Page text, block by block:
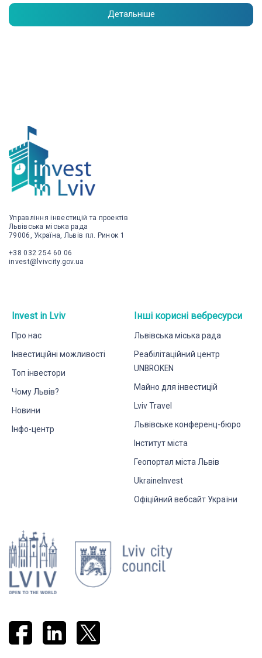
Детальніше
Управління інвестицій та проектів
Львівська міська рада
79006, Україна, Львів пл. Ринок 1
+38 032 254 60 06
invest@lvivcity.gov.ua
Invest in Lviv
Про нас
Інвестиційні можливості
Топ інвестори
Чому Львів?
Новини
Інфо-центр
Інші корисні вебресурси
Львівська міська рада
Реабілітаційний центр
UNBROKEN
Майно для інвестицій
Lviv Travel
Львівське конференц-бюро
Інститут міста
Геопортал міста Львів
UkraineInvest
Офіційний вебсайт України